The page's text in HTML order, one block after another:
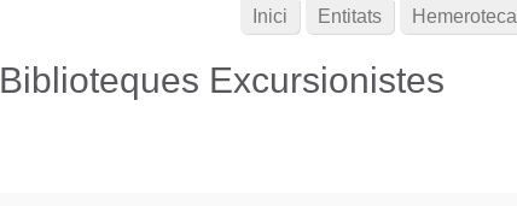
Excursionistes
Inici Entitats Hemeroteca